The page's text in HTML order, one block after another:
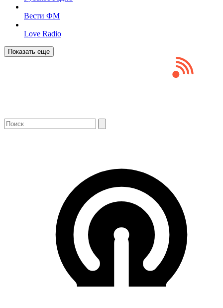
Вести ФМ
Love Radio
Показать еще